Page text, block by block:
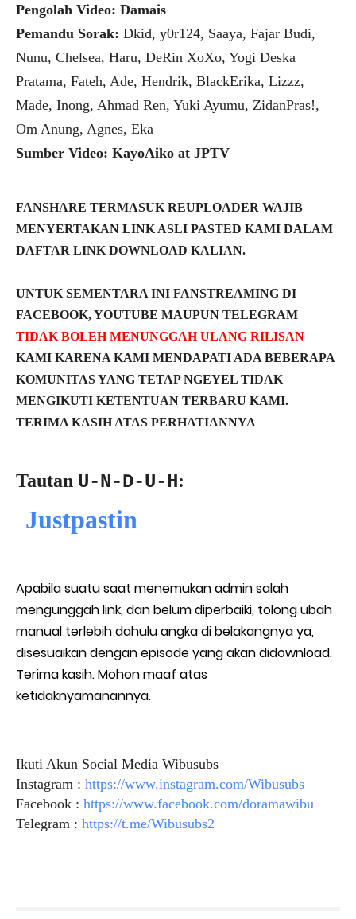
Pengolah Video: Damais
Pemandu Sorak: Dkid, y0r124, Saaya, Fajar Budi,
Nunu, Chelsea, Haru, DeRin XoXo, Yogi Deska
Pratama, Fateh, Ade, Hendrik, BlackErika, Lizzz,
Made, Inong, Ahmad Ren, Yuki Ayumu, ZidanPras!,
Om Anung, Agnes, Eka
Sumber Video: KayoAiko at JPTV
FANSHARE TERMASUK REUPLOADER WAJIB
MENYERTAKAN LINK ASLI PASTED KAMI DALAM
DAFTAR LINK DOWNLOAD KALIAN.
UNTUK SEMENTARA INI FANSTREAMING DI
FACEBOOK, YOUTUBE MAUPUN TELEGRAM
TIDAK BOLEH MENUNGGAH ULANG RILISAN
KAMI KARENA KAMI MENDAPATI ADA BEBERAPA
KOMUNITAS YANG TETAP NGEYEL TIDAK
MENGIKUTI KETENTUAN TERBARU KAMI.
TERIMA KASIH ATAS PERHATIANNYA
Tautan U-N-D-U-H:
Justpastin
Apabila suatu saat menemukan admin salah
mengunggah link, dan belum diperbaiki, tolong ubah
manual terlebih dahulu angka di belakangnya ya,
disesuaikan dengan episode yang akan didownload.
Terima kasih. Mohon maaf atas
ketidaknyamanannya.
Ikuti Akun Social Media Wibusubs
Instagram : https://www.instagram.com/Wibusubs
Facebook : https://www.facebook.com/doramawibu
Telegram : https://t.me/Wibusubs2